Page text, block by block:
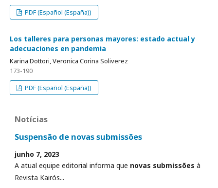
PDF (Español (España))
Los talleres para personas mayores: estado actual y
adecuaciones en pandemia
Karina Dottori, Veronica Corina Soliverez
173-190
PDF (Español (España))
Notícias
Suspensão de novas submissões
junho 7, 2023
A atual equipe editorial informa que novas submissões à
Revista Kairós...